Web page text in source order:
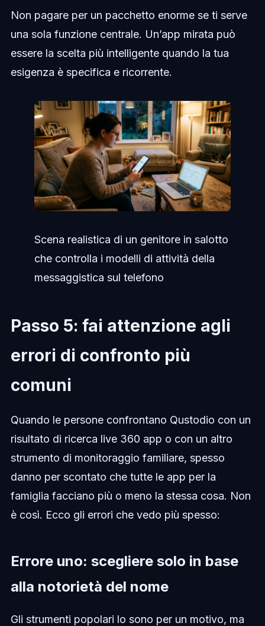
Non pagare per un pacchetto enorme se ti serve
una sola funzione centrale. Un’app mirata può
essere la scelta più intelligente quando la tua
esigenza è specifica e ricorrente.
Scena realistica di un genitore in salotto
che controlla i modelli di attività della
messaggistica sul telefono
Passo 5: fai attenzione agli
errori di confronto più
comuni
Quando le persone confrontano Qustodio con un
risultato di ricerca live 360 app o con un altro
strumento di monitoraggio familiare, spesso
danno per scontato che tutte le app per la
famiglia facciano più o meno la stessa cosa. Non
è così. Ecco gli errori che vedo più spesso:
Errore uno: scegliere solo in base
alla notorietà del nome
Gli strumenti popolari lo sono per un motivo, ma